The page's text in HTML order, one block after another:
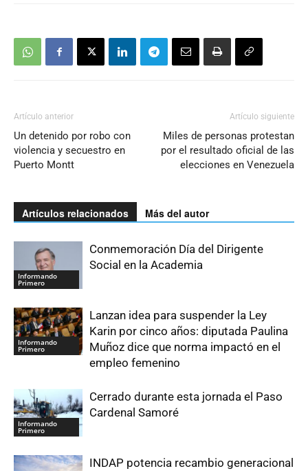
Artículo anterior
Un detenido por robo con
violencia y secuestro en
Puerto Montt
Artículo siguiente
Miles de personas protestan
por el resultado oficial de las
elecciones en Venezuela
Artículos relacionados Más del autor
Informando
Primero
Conmemoración Día del Dirigente
Social en la Academia
Informando
Primero
Lanzan idea para suspender la Ley
Karin por cinco años: diputada Paulina
Muñoz dice que norma impactó en el
empleo femenino
Informando
Primero
Cerrado durante esta jornada el Paso
Cardenal Samoré
INDAP potencia recambio generacional